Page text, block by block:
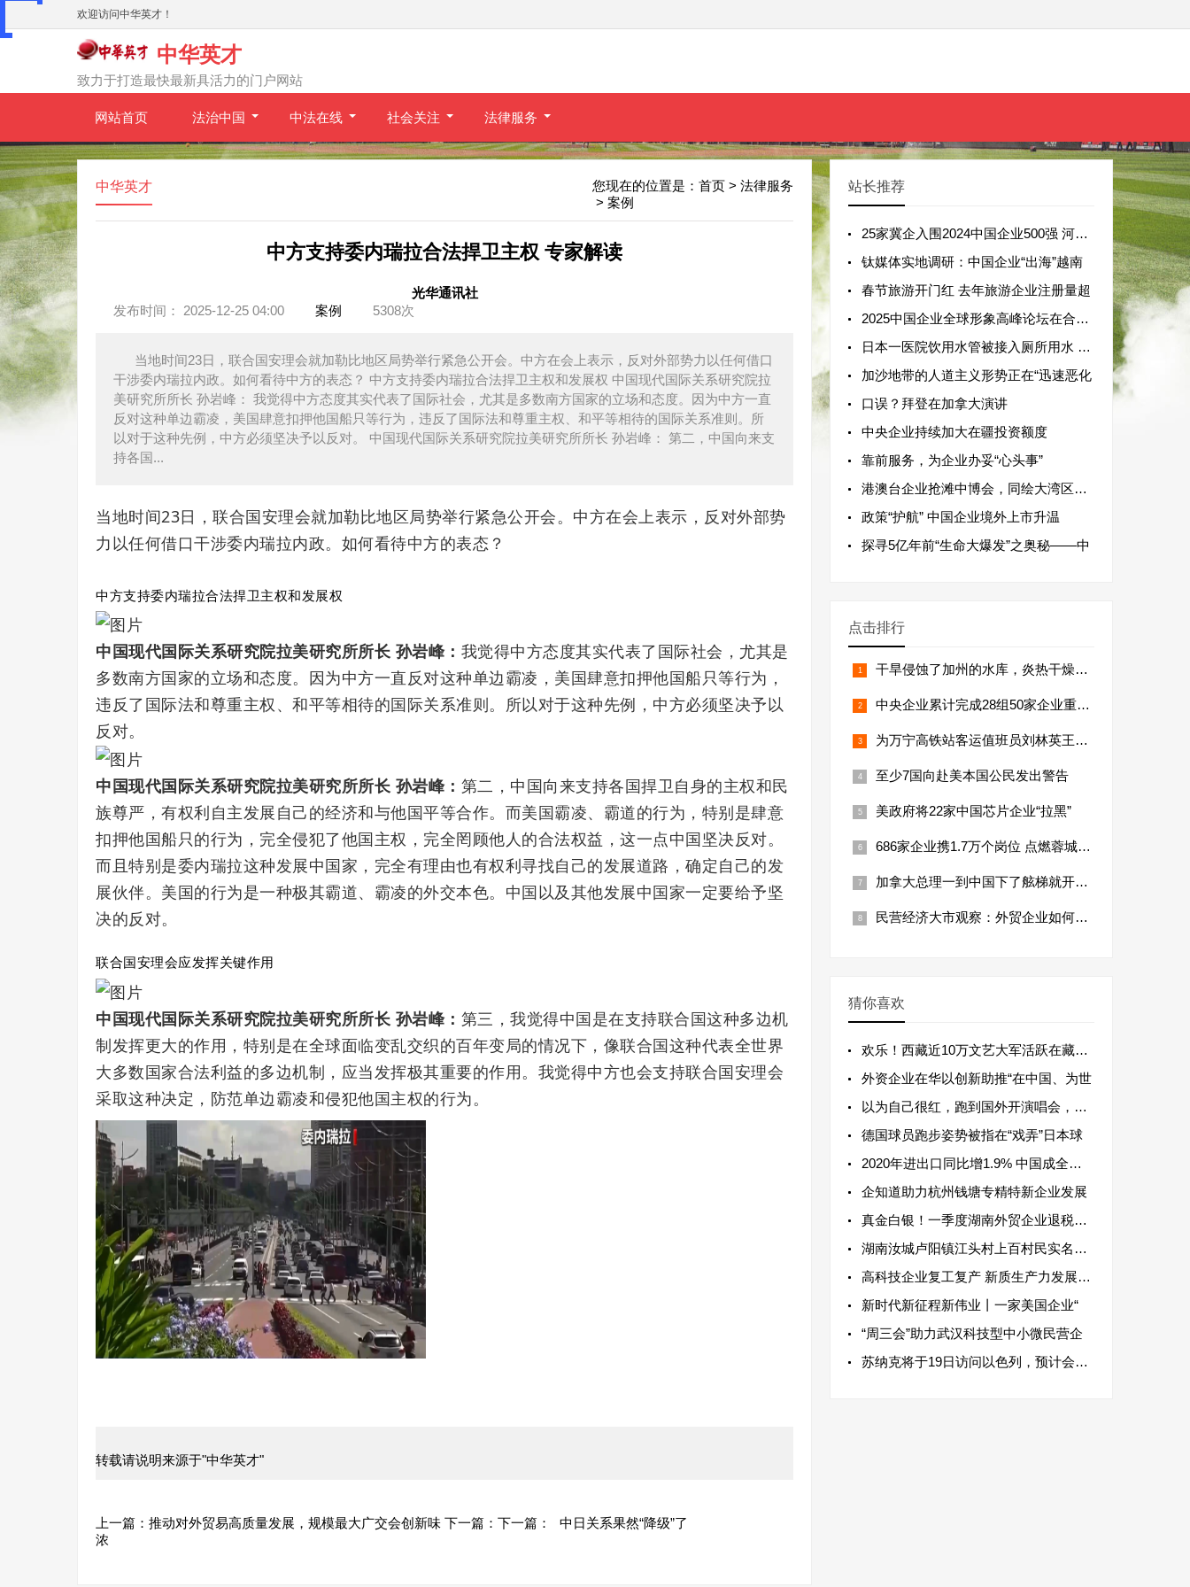
欢迎访问中华英才！
中华英才
致力于打造最快最新具活力的门户网站
网站首页 法治中国 中法在线 社会关注 法律服务
您现在的位置是： 首页 > 法律服务
> 案例
中华英才
中方支持委内瑞拉合法捍卫主权 专家解读
光华通讯社
发布时间： 2025-12-25 04:00 案例 5308次
当地时间23日，联合国安理会就加勒比地区局势举行紧急公开会。中方在会上表示，反对外部势力以任何借口
干涉委内瑞拉内政。如何看待中方的表态？ 中方支持委内瑞拉合法捍卫主权和发展权 中国现代国际关系研究院拉
美研究所所长 孙岩峰： 我觉得中方态度其实代表了国际社会，尤其是多数南方国家的立场和态度。因为中方一直
反对这种单边霸凌，美国肆意扣押他国船只等行为，违反了国际法和尊重主权、和平等相待的国际关系准则。所
以对于这种先例，中方必须坚决予以反对。 中国现代国际关系研究院拉美研究所所长 孙岩峰： 第二，中国向来支
持各国...
当地时间23日，联合国安理会就加勒比地区局势举行紧急公开会。中方在会上表示，反对外部势
力以任何借口干涉委内瑞拉内政。如何看待中方的表态？
中方支持委内瑞拉合法捍卫主权和发展权
中国现代国际关系研究院拉美研究所所长 孙岩峰： 我觉得中方态度其实代表了国际社会，尤其是
多数南方国家的立场和态度。因为中方一直反对这种单边霸凌，美国肆意扣押他国船只等行为，
违反了国际法和尊重主权、和平等相待的国际关系准则。所以对于这种先例，中方必须坚决予以
反对。
中国现代国际关系研究院拉美研究所所长 孙岩峰： 第二，中国向来支持各国捍卫自身的主权和民
族尊严，有权利自主发展自己的经济和与他国平等合作。而美国霸凌、霸道的行为，特别是肆意
扣押他国船只的行为，完全侵犯了他国主权，完全罔顾他人的合法权益，这一点中国坚决反对。
而且特别是委内瑞拉这种发展中国家，完全有理由也有权利寻找自己的发展道路，确定自己的发
展伙伴。美国的行为是一种极其霸道、霸凌的外交本色。中国以及其他发展中国家一定要给予坚
决的反对。
联合国安理会应发挥关键作用
中国现代国际关系研究院拉美研究所所长 孙岩峰： 第三，我觉得中国是在支持联合国这种多边机
制发挥更大的作用，特别是在全球面临变乱交织的百年变局的情况下，像联合国这种代表全世界
大多数国家合法利益的多边机制，应当发挥极其重要的作用。我觉得中方也会支持联合国安理会
采取这种决定，防范单边霸凌和侵犯他国主权的行为。
转载请说明来源于"中华英才"
上一篇： 推动对外贸易高质量发展，规模最大广交会创新味
浓
下一篇： 下一篇： 中日关系果然“降级”了
站长推荐
25家冀企入围2024中国企业500强 河北企业“
钛媒体实地调研：中国企业“出海”越南
春节旅游开门红 去年旅游企业注册量超
2025中国企业全球形象高峰论坛在合肥举办
日本一医院饮用水管被接入厕所用水 已持
加沙地带的人道主义形势正在“迅速恶化
口误？拜登在加拿大演讲
中央企业持续加大在疆投资额度
靠前服务，为企业办妥“心头事”
港澳台企业抢滩中博会，同绘大湾区发展
政策“护航” 中国企业境外上市升温
探寻5亿年前“生命大爆发”之奥秘——中
点击排行
干旱侵蚀了加州的水库，炎热干燥的夏季
中央企业累计完成28组50家企业重组整合
为万宁高铁站客运值班员刘林英王开全点
至少7国向赴美本国公民发出警告
美政府将22家中国芯片企业“拉黑”
686家企业携1.7万个岗位 点燃蓉城春招
加拿大总理一到中国下了舷梯就开聊？中
民营经济大市观察：外贸企业如何闯关突
猜你喜欢
欢乐！西藏近10万文艺大军活跃在藏乡各
外资企业在华以创新助推“在中国、为世
以为自己很红，跑到国外开演唱会，谁知
德国球员跑步姿势被指在“戏弄”日本球
2020年进出口同比增1.9% 中国成全球唯一外
企知道助力杭州钱塘专精特新企业发展
真金白银！一季度湖南外贸企业退税近百
湖南汝城卢阳镇江头村上百村民实名举报
高科技企业复工复产 新质生产力发展壮大
新时代新征程新伟业丨一家美国企业“
“周三会”助力武汉科技型中小微民营企
苏纳克将于19日访问以色列，预计会与内